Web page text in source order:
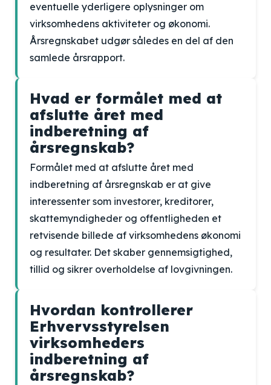
eventuelle yderligere oplysninger om
virksomhedens aktiviteter og økonomi.
Årsregnskabet udgør således en del af den
samlede årsrapport.
Hvad er formålet med at
afslutte året med
indberetning af
årsregnskab?
Formålet med at afslutte året med
indberetning af årsregnskab er at give
interessenter som investorer, kreditorer,
skattemyndigheder og offentligheden et
retvisende billede af virksomhedens økonomi
og resultater. Det skaber gennemsigtighed,
tillid og sikrer overholdelse af lovgivningen.
Hvordan kontrollerer
Erhvervsstyrelsen
virksomheders
indberetning af
årsregnskab?